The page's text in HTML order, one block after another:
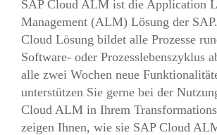
SAP Cloud ALM ist die Application
Management (ALM) Lösung der
Cloud Lösung bildet alle Prozesse
Software- oder Prozesslebenszyklus
alle zwei Wochen neue
unterstützen Sie gerne bei der
Cloud ALM in Ihrem
zeigen Ihnen, wie sie SAP Cloud